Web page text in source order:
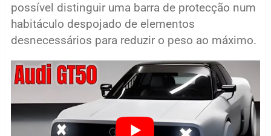
possível distinguir uma barra de protecção num
habitáculo despojado de elementos
desnecessários para reduzir o peso ao máximo.